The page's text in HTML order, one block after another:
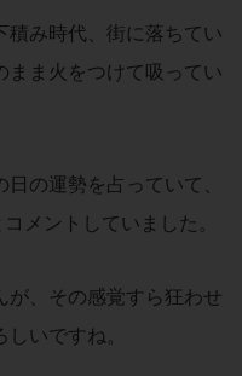
積み時代、街に落ちてい
まま火をつけて吸ってい
の運勢を占っていて、
メントしていました。
が、その感覚すら狂わせ
いですね。